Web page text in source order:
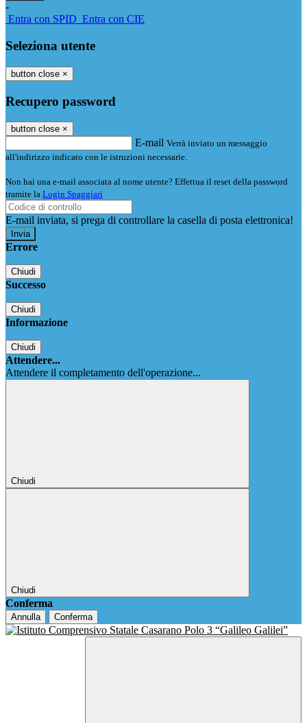
-
Entra con SPID Entra con CIE
Seleziona utente
button close ×
Recupero password
button close ×
E-mail Verrà inviato un messaggio
all'indirizzo indicato con le istruzioni necessarie.
Non hai una e-mail associata al nome utente? Effettua il reset della password
tramite la Login Spaggiari
E-mail inviata, si prega di controllare la casella di posta elettronica!
Errore
Chiudi
Successo
Chiudi
Informazione
Chiudi
Attendere...
Attendere il completamento dell'operazione...
Chiudi
Chiudi
Conferma
Annulla Conferma